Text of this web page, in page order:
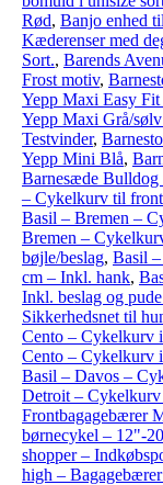
Rød, Banjo enhed
Kæderenser med
Sort., Barends
Frost motiv,
Yepp Maxi Easy
Yepp Maxi Grå/
Testvinder,
Yepp Mini Blå,
Barnesæde Bulldog
– Cykelkurv til
Basil – Bremen –
Bremen –
bøjle/beslag, Basil
cm – Inkl. hank,
Inkl. beslag og
Sikkerhedsnet til
Cento – Cykelkurv
Cento – Cykelkurv
Basil – Davos –
Detroit –
Frontbagagebærer
børnecykel – 12"-
shopper –
high –